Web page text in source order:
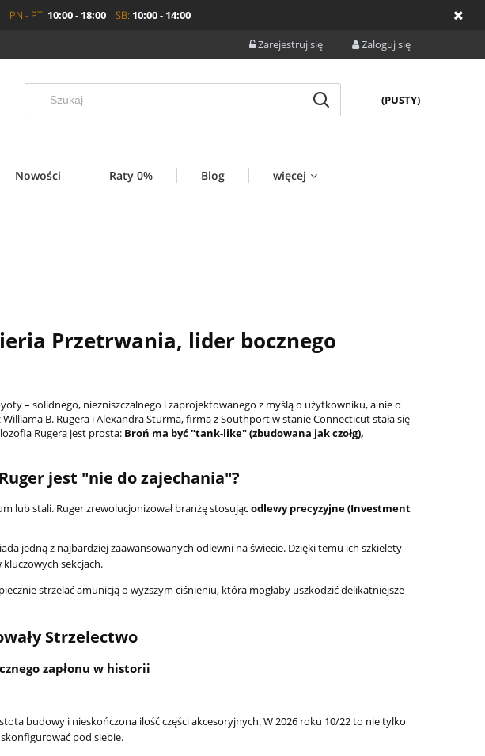
PN - PT: 10:00 - 18:00 SB: 10:00 - 14:00
Zarejestruj się Zaloguj się
(PUSTY)
Nowości Raty 0% Blog więcej
Przetrwania, lider bocznego
– solidnego, niezniszczalnego i zaprojektowanego z myślą o użytkowniku, a nie o
Williama B. Rugera i Alexandra Sturma, firma z Southport w stanie Connecticut stała się
Rugera jest prosta: Broń ma być "tank-like" (zbudowana jak czołg),
jest "nie do zajechania"?
lub stali. Ruger zrewolucjonizował branżę stosującodlewy precyzyjne (Investment
jedną z najbardziej zaawansowanych odlewni na świecie. Dzięki temu ich szkielety
kluczowych sekcjach.
strzelać amunicją o wyższym ciśnieniu, która mogłaby uszkodzić delikatniejsze
Strzelectwo
zapłonu w historii
budowy i nieskończona ilość części akcesoryjnych. W 2026 roku 10/22 to nie tylko
pod siebie.